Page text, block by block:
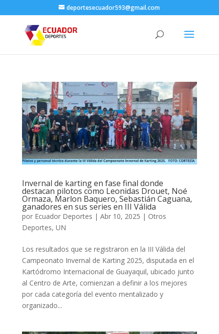
deportesecuador593@gmail.com
Invernal de karting en fase final donde
destacan pilotos como Leonidas Drouet, Noé
Ormaza, Marlon Baquero, Sebastián Caguana,
ganadores en sus series en III Válida
por Ecuador Deportes | Abr 10, 2025 | Otros
Deportes, UN
Los resultados que se registraron en la III Válida del
Campeonato Invernal de Karting 2025, disputada en el
Kartódromo Internacional de Guayaquil, ubicado junto
al Centro de Arte, comienzan a definir a los mejores
por cada categoría del evento mentalizado y
organizado...